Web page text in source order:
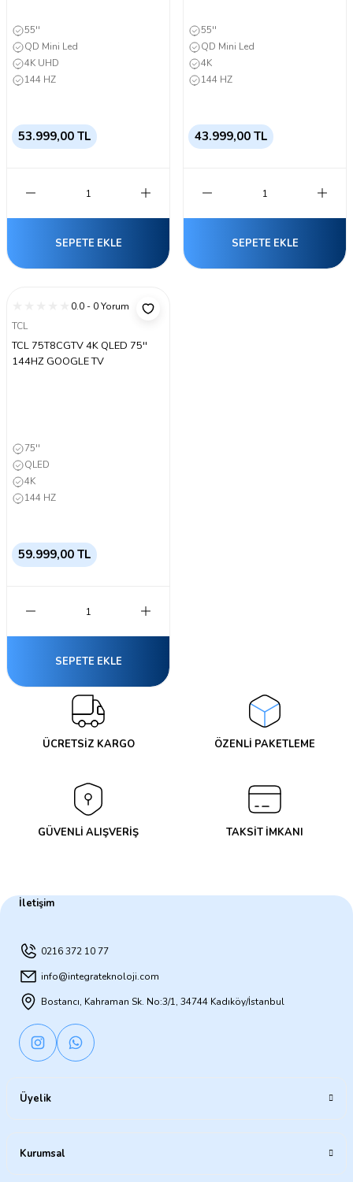
55''
QD Mini Led
4K UHD
144 HZ
53.999,00 TL
SEPETE EKLE
55''
QD Mini Led
4K
144 HZ
43.999,00 TL
SEPETE EKLE
0.0 - 0 Yorum
TCL
TCL 75T8CGTV 4K QLED 75''
144HZ GOOGLE TV
75''
QLED
4K
144 HZ
59.999,00 TL
SEPETE EKLE
ÜCRETSİZ KARGO ÖZENLİ PAKETLEME
GÜVENLİ ALIŞVERİŞ TAKSİT İMKANI
İletişim
0216 372 10 77
info@integrateknoloji.com
Bostancı, Kahraman Sk. No:3/1, 34744 Kadıköy/İstanbul
Üyelik
Kurumsal